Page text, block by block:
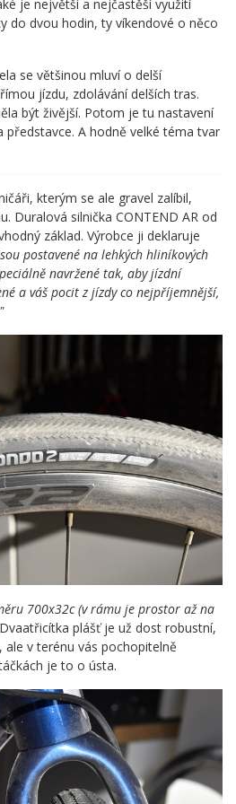
je největší a nejčastěší využití
do dvou hodin, ty víkendové o něco
se většinou mluví o delší
jízdu, zdolávání delších tras.
být živější. Potom je tu nastavení
představce. A hodně velké téma tvar
kterým se ale gravel zalíbil,
Duralová silnička CONTEND AR od
základ. Výrobce ji deklaruje
postavené na lehkých hliníkových
navržené tak, aby jízdní
a váš pocit z jízdy co nejpříjemnější,
700x32c (v rámu je prostor až na
plášť je už dost robustní,
v terénu vás pochopitelně
je to o ústa.